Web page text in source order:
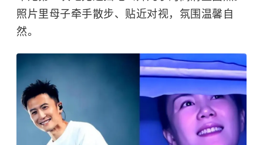
照片里母子牵手散步、贴近对视，氛围温馨自
然。